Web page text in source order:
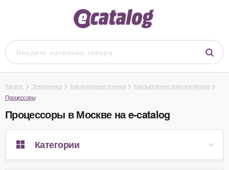
Каталог Электроника Компьютерная техника
Компьютерные комплектующие
Процессоры
Процессоры в Москве на e-catalog
Категории